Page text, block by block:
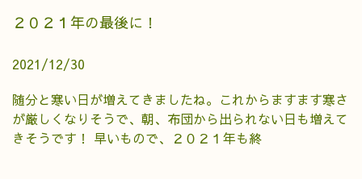
２０２１年の最後に！
2021/12/30
随分と寒い日が増えてきましたね。これからますます寒さ
が厳しくなりそうで、朝、布団から出られない日も増えて
きそうです！ 早いもので、２０２１年も終